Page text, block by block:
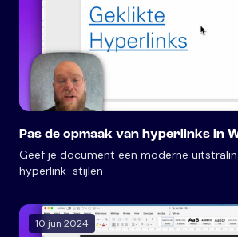
Pas de opmaak van hyperlinks in
Geef je document een moderne
hyperlink-stijlen
10 jun 2024